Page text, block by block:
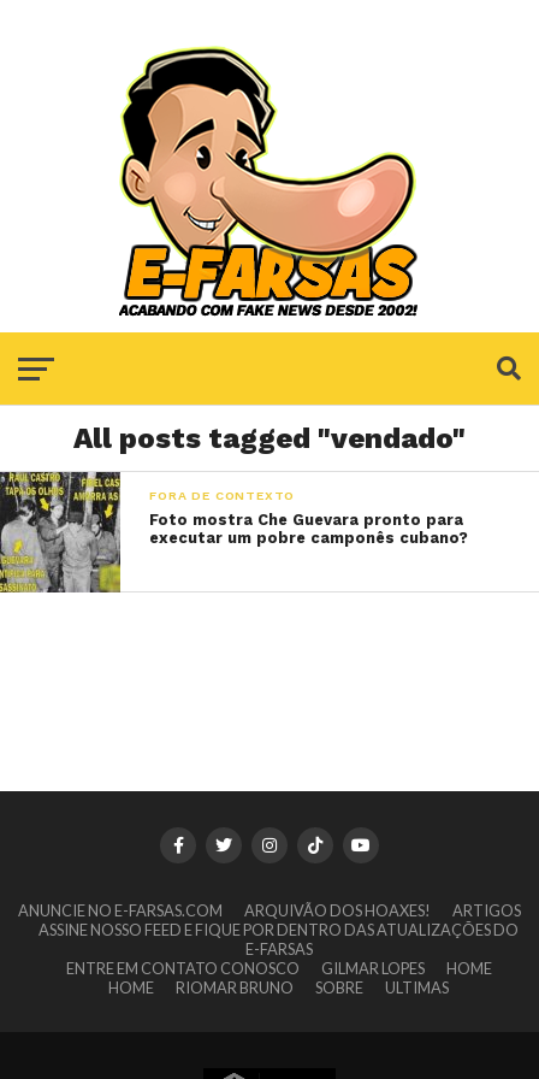
All posts tagged "vendado"
FORA DE CONTEXTO
Foto mostra Che Guevara pronto para
executar um pobre camponês cubano?
ANUNCIE NO E-FARSAS.COM ARQUIVÃO DOS HOAXES!
ARTIGOS
ASSINE NOSSO FEED E FIQUE POR DENTRO DAS ATUALIZAÇÕES DO
E-FARSAS
ENTRE EM CONTATO CONOSCO
GILMAR LOPES
HOME
HOME
RIOMAR BRUNO SOBRE ULTIMAS